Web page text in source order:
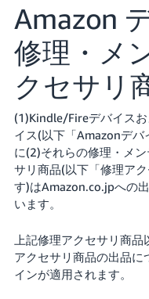
日
本
CN
Deutsch
- DE
Español
- ES
Français
- FR
Italiano
한
국
Amazon
修理・メ
クセサリ
(1)Kindle/Fireデバイス
イス(以下「Amazonデ
に(2)それらの修理・メ
サリ商品(以下「修理ア
す)はAmazon.co.jpへの
います。
上記修理アクセサリ商
アクセサリ商品の出品に
インが適用されます。